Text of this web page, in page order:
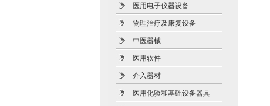
医用电子仪器设备
物理治疗及康复设备
中医器械
医用软件
介入器材
医用化验和基础设备器具